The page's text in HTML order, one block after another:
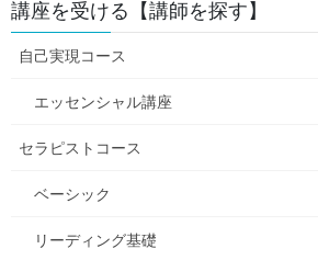
講座を受ける【講師を探す】
自己実現コース
エッセンシャル講座
セラピストコース
ベーシック
リーディング基礎